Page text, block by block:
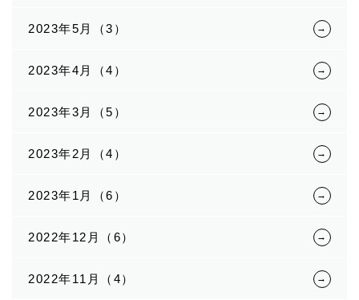
2023年5月（3）
2023年4月（4）
2023年3月（5）
2023年2月（4）
2023年1月（6）
2022年12月（6）
2022年11月（4）